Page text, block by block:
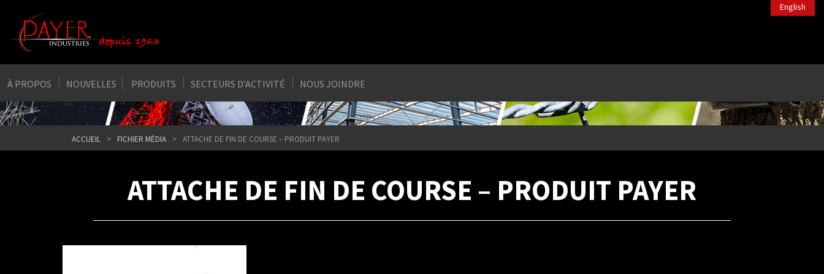
English
À PROPOS NOUVELLES PRODUITS SECTEURS D’ACTIVITÉ NOUS JOINDRE
ACCUEIL FICHIER MÉDIA ATTACHE DE FIN DE COURSE – PRODUIT PAYER
ATTACHE DE FIN DE COURSE – PRODUIT PAYER